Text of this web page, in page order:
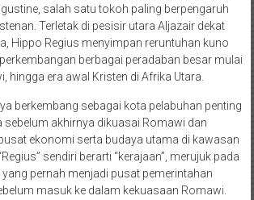
salah satu tokoh paling berpengaruh
Terletak di pesisir utara Aljazair dekat
Hippo Regius menyimpan reruntuhan kuno
berbagai peradaban besar mulai
hingga era awal Kristen di Afrika Utara.
berkembang sebagai kota pelabuhan penting
sebelum akhirnya dikuasai Romawi dan
ekonomi serta budaya utama di kawasan
sendiri berarti “kerajaan”, merujuk pada
pernah menjadi pusat pemerintahan
masuk ke dalam kekuasaan Romawi.